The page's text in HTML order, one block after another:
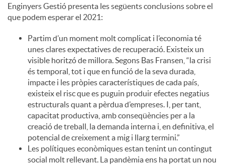
Enginyers Gestió presenta les següents conclusions sobre el
que podem esperar el 2021:
Partim d’un moment molt complicat i l’economia té
unes clares expectatives de recuperació. Existeix un
visible horitzó de millora. Segons Bas Fransen, “la crisi
és temporal, tot i que en funció de la seva durada,
impacte i les pròpies característiques de cada país,
existeix el risc que es puguin produir efectes negatius
estructurals quant a pèrdua d’empreses. I, per tant,
capacitat productiva, amb conseqüències per a la
creació de treball, la demanda interna i, en definitiva, el
potencial de creixement a mig i llarg termini.”
Les polítiques econòmiques estan tenint un contingut
social molt rellevant. La pandèmia ens ha portat un nou